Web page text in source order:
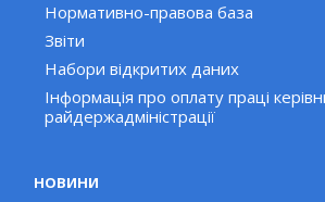
Нормативно-правова база
Звіти
Набори відкритих даних
Інформація про оплату праці
райдержадміністрації
НОВИНИ